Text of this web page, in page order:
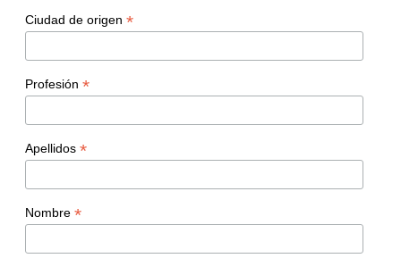
Ciudad de origen *
Profesión *
Apellidos *
Nombre *